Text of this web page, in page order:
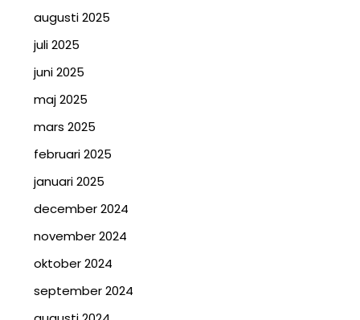
augusti 2025
juli 2025
juni 2025
maj 2025
mars 2025
februari 2025
januari 2025
december 2024
november 2024
oktober 2024
september 2024